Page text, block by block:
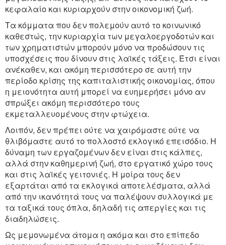
κεφαλαίο και κυριαρχούν στην οικονομική ζωή.
Τα κόμματα που δεν πολεμούν αυτό το κοινωνικό
καθεστώς, την κυριαρχία των μεγαλοεργοδοτών και
των χρηματιστών μπορούν μόνο να προδώσουν τις
υποσχέσεις που δίνουν στις λαϊκές τάξεις. Έτσι είναι
ανέκαθεν, και ακόμη περισσότερο σε αυτή την
περίοδο κρίσης της καπιταλιστικής οικονομίας, όπου
η μειονότητα αυτή μπορεί να ευημερήσει μόνο αν
σπρώξει ακόμη περισσότερο τους
εκμεταλλευομένους στην φτώχεια.
Λοιπόν, δεν πρέπει ούτε να χαιρόμαστε ούτε να
θλιβόμαστε αυτό το πολλοστό εκλογικό επεισόδιο. Η
δύναμη των εργαζομένων δεν είναι στις κάλπες,
αλλά στην καθημερινή ζωή, στο εργατικό χώρο τους
και στις λαϊκές γειτονιές. Η μοίρα τους δεν
εξαρτάται από τα εκλογικά αποτελέσματα, αλλά
από την ικανότητά τους να παλέψουν συλλογικά με
τα ταξικά τους όπλα, δηλαδή τις απεργίες και τις
διαδηλώσεις.
Ως μεμονωμένα άτομα η ακόμα και στο επίπεδο